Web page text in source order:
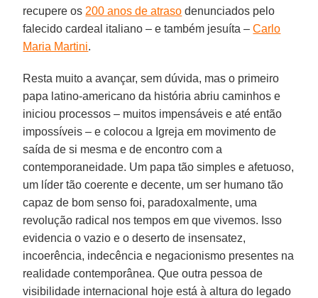
recupere os 200 anos de atraso denunciados pelo
falecido cardeal italiano – e também jesuíta –Carlo
Maria Martini.
Resta muito a avançar, sem dúvida, mas o primeiro
papa latino-americano da história abriu caminhos e
iniciou processos – muitos impensáveis e até então
impossíveis – e colocou a Igreja em movimento de
saída de si mesma e de encontro com a
contemporaneidade. Um papa tão simples e afetuoso,
um líder tão coerente e decente, um ser humano tão
capaz de bom senso foi, paradoxalmente, uma
revolução radical nos tempos em que vivemos. Isso
evidencia o vazio e o deserto de insensatez,
incoerência, indecência e negacionismo presentes na
realidade contemporânea. Que outra pessoa de
visibilidade internacional hoje está à altura do legado